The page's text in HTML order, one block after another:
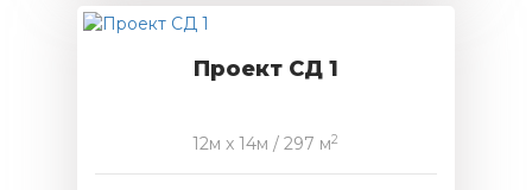
Проект СД 1
12м x 14м / 297 м2